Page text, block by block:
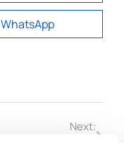
WhatsApp
Next: